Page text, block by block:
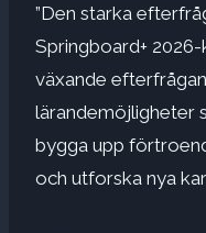
”Den starka
Springboard+
växande
lärandemöjligheter
bygga upp
och utforska nya